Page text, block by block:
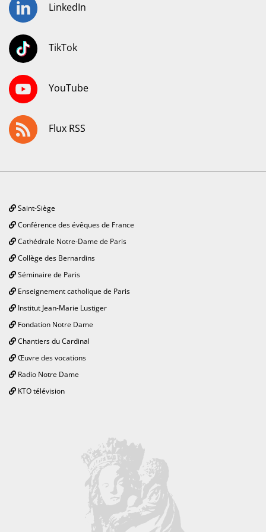
LinkedIn
TikTok
YouTube
Flux RSS
Saint-Siège
Conférence des évêques de France
Cathédrale Notre-Dame de Paris
Collège des Bernardins
Séminaire de Paris
Enseignement catholique de Paris
Institut Jean-Marie Lustiger
Fondation Notre Dame
Chantiers du Cardinal
Œuvre des vocations
Radio Notre Dame
KTO télévision